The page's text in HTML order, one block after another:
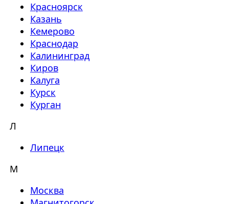
Красноярск
Казань
Кемерово
Краснодар
Калининград
Киров
Калуга
Курск
Курган
Л
Липецк
М
Москва